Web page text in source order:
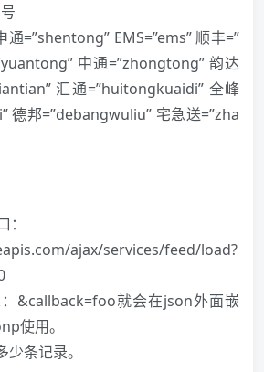
=”shentong” EMS=”ems” 顺丰=”
中通=”zhongtong” 韵达
汇通=”huitongkuaidi” 全峰
德邦=”debangwuliu” 宅急送=”zha
ajax/services/feed/load?
&callback=foo就会在json外面嵌
使用。
条记录。